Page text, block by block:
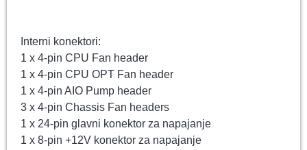
Interni konektori:
1 x 4-pin CPU Fan header
1 x 4-pin CPU OPT Fan header
1 x 4-pin AIO Pump header
3 x 4-pin Chassis Fan headers
1 x 24-pin glavni konektor za napajanje
1 x 8-pin +12V konektor za napajanje